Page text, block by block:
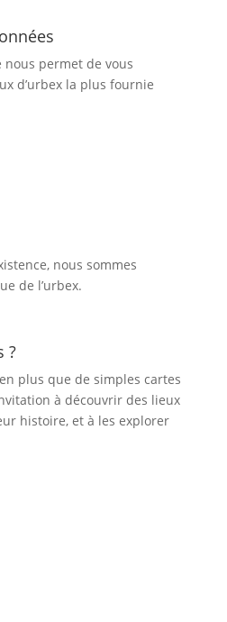
permet de vous
d’urbexla plus fournie
nous sommes
de l’urbex.
?
plus que de simples cartes
à découvrir des lieux
histoire, et à les explorer